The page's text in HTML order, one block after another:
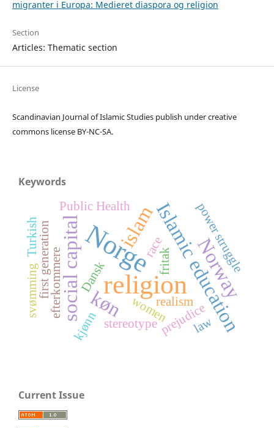
migranter i Europa: Medieret diaspora og religion
Section
Articles: Thematic section
License
Scandinavian Journal of Islamic Studies publish under creative
commons license BY-NC-SA.
Keywords
Norge
religion
islam
køn Islamic education
social capital Norway
efterkommere
first generation Dansk
power struggle
realism
womenprejudice
stereotype
svømming
kjønn
fritak
Public Health
Turkish race
law
Current Issue